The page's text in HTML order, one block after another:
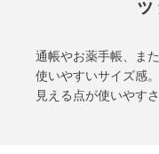
通帳やお薬手帳、ま
使いやすいサイズ感
見える点が使いやす